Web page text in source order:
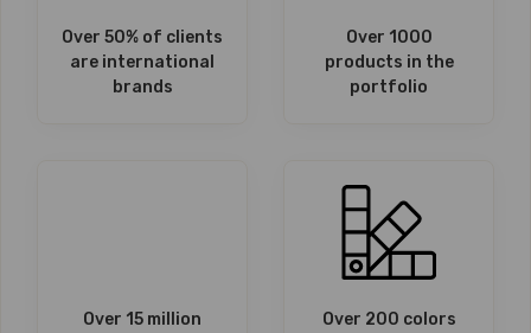
Over 50% of clients
are international
brands
Over 1000
products in the
portfolio
Over 15 million
Over 200 colors